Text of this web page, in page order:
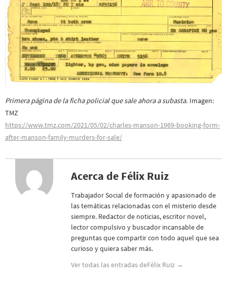
Primera página de la ficha policial que sale ahora a subasta. Imagen:
TMZ
https://www.tmz.com/2021/05/02/charles-manson-1969-booking-form-
after-manson-family-murders-for-sale/
Acerca de Félix Ruiz
Trabajador Social de formación y apasionado de
las temáticas relacionadas con el misterio desde
siempre. Redactor de noticias, escritor novel,
lector compulsivo y buscador incansable de
preguntas que compartir con todo aquel que sea
curioso y quiera saber más.
Ver todas las entradas deFélix Ruiz →